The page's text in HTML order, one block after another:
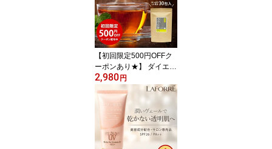
ケア ブースター美容液
先行美容液 導入美容液
導入液 マリアギャラン2
62
【初回限定500円OFFク
ーポンあり★】 ダイエッ
ト茶 ダイエットティー
スルーリ茶DX スッキリ
ノンカフェイン 爽快便利
キャンドルブッシュ メー
ル便秘密発送 ダイエット
サポート茶 ゴールデンキ
ャンドル 健康茶 ハーブ
2,980 円